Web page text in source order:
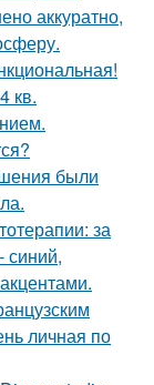
аккуратно,
кв.
были
за
синий,
личная по